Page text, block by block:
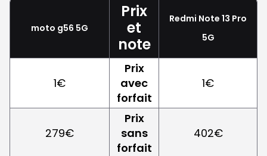
moto g56 5G
Prix
et
note
Redmi Note 13 Pro
5G
1€
Prix
avec
forfait
1€
279€
Prix
sans
forfait
402€